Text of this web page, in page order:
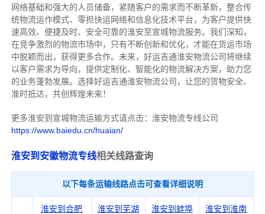
网络基础和强大的人员储备，紧随客户的需求而不断革新，整合传
统物流运作模式、零担快运网络和信息化技术平台，为客户提供快
速高效、便捷及时、安全可靠的淮安至宣城物流服务。 我们深知，
在竞争激烈的物流市场中，只有不断创新和优化，才能在货运市场
中脱颖而出，获得更多合作。 未来，好运吉通淮安物流公司将继续
以客户需求为导向，提供定制化、智能化的物流解决方案，助力您
的业务蓬勃发展。选择好运吉通淮安物流公司，让您的货物安全、
准时抵达，共创辉煌未来！
更多淮安到宣城物流运输方式请点击：淮安物流专线公司
https://www.baiedu.cn/huaian/
淮安到安徽物流专线相关线路查询
以下每条运输线路点击可查看详细说明
淮安到合肥
淮安到芜湖
淮安到蚌埠
淮安到淮南